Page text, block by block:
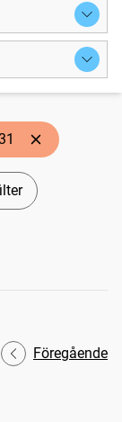
Föregående